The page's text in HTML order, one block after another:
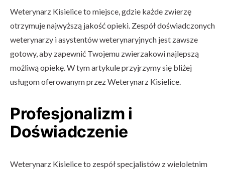
Weterynarz Kisielice to miejsce, gdzie każde zwierzę
otrzymuje najwyższą jakość opieki. Zespół doświadczonych
weterynarzy i asystentów weterynaryjnych jest zawsze
gotowy, aby zapewnić Twojemu zwierzakowi najlepszą
możliwą opiekę. W tym artykule przyjrzymy się bliżej
usługom oferowanym przez Weterynarz Kisielice.
Profesjonalizm i
Doświadczenie
Weterynarz Kisielice to zespół specjalistów z wieloletnim